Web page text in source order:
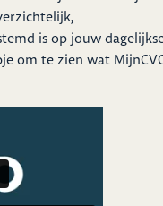
is op jouw
om te zien wat